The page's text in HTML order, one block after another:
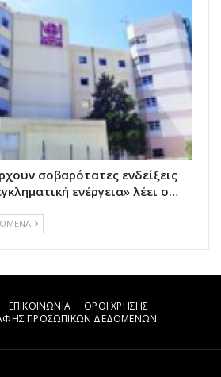
σοβαρότατες ενδείξεις
ενέργεια» λέει ο…
ΕΠΙΚΟΙΝΩΝΙΑ
ΟΡΟΙ ΧΡΗΣΗΣ
ΠΡΟΣΩΠΙΚΩΝ ΔΕΔΟΜΕΝΩΝ